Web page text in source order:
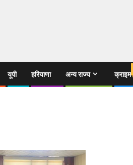
यूपी हरियाणा अन्य राज्य क्राइम